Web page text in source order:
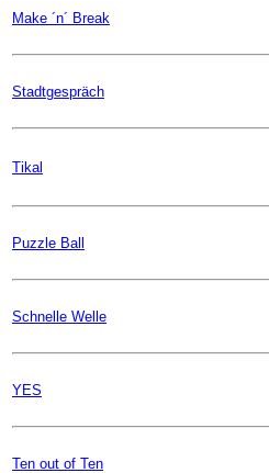
Make ´n´ Break
Stadtgespräch
Tikal
Puzzle Ball
Schnelle Welle
YES
Ten out of Ten